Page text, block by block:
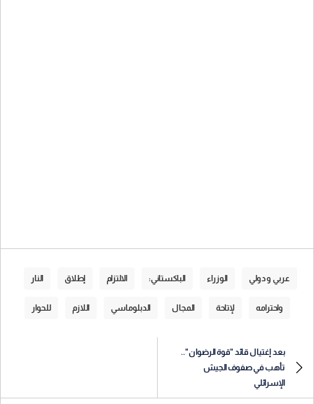
عربي و دولي الوزراء الباكستاني: الالتزام إطلاق النار
واحترامه لإتاحة المجال الدبلوماسي اللازم للحوار
بعد إغتيال قائد "قوة الرضوان"..
تأهب في صفوف الجيش
الإسرائلي